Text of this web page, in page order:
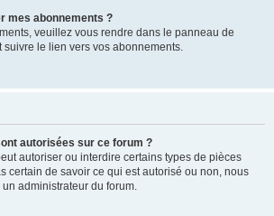
mes abonnements ?
veuillez vous rendre dans le panneau de
suivre le lien vers vos abonnements.
autorisées sur ce forum ?
autoriser ou interdire certains types de pièces
certain de savoir ce qui est autorisé ou non, nous
administrateur du forum.